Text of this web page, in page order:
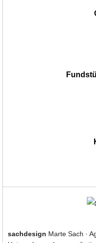
sachdesign Marte Sach ·